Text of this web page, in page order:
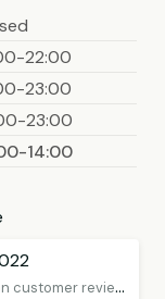
22:00
23:00
23:00
14:00
B
est restaurants in 2021, based on customer reviews